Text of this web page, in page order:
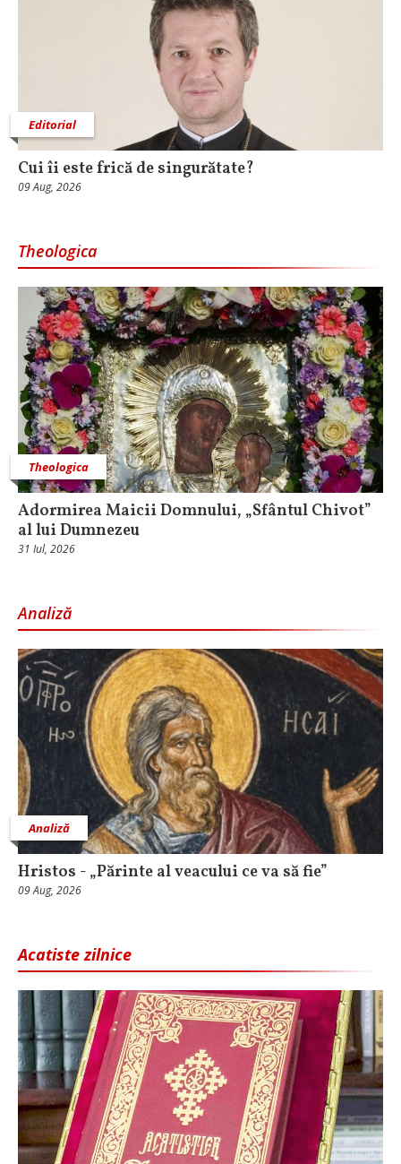
Editorial
Cui îi este frică de singurătate?
09 Aug, 2026
Theologica
Theologica
Adormirea Maicii Domnului, „Sfântul Chivot”
al lui Dumnezeu
31 Iul, 2026
Analiză
Analiză
Hristos - „Părinte al veacului ce va să fie”
09 Aug, 2026
Acatiste zilnice